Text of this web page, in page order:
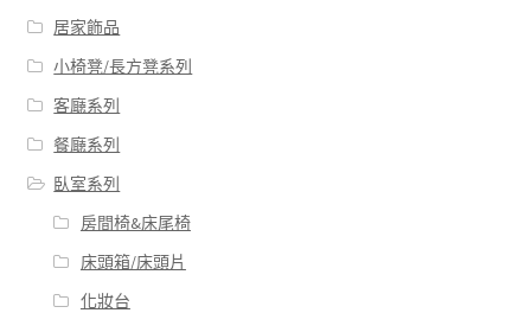
居家飾品
小椅凳/長方凳系列
客廰系列
餐廰系列
臥室系列
房間椅&床尾椅
床頭箱/床頭片
化妝台